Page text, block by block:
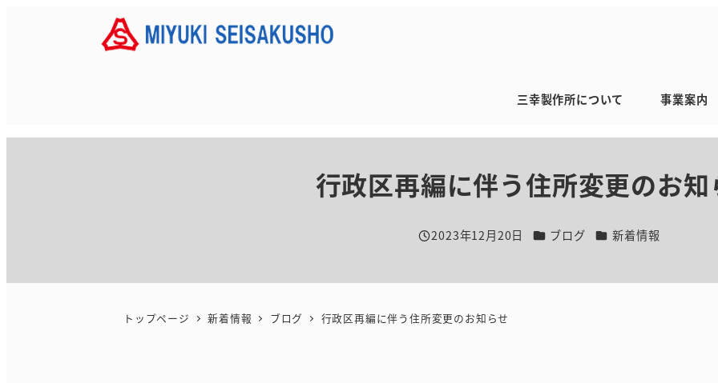
三幸製作所について 事業案内
行政区再編に伴う住所変更のお知
投稿日
2023年12月20日 カテゴリー
ブログ カテゴリー
新着情報
トップページ 新着情報 ブログ 行政区再編に伴う住所変更のお知らせ